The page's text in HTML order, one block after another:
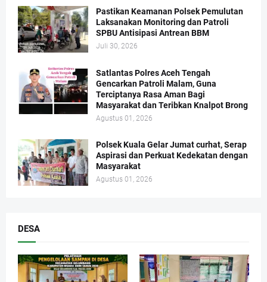
Pastikan Keamanan Polsek Pemulutan
Laksanakan Monitoring dan Patroli
SPBU Antisipasi Antrean BBM
Juli 30, 2026
Satlantas Polres Aceh Tengah
Gencarkan Patroli Malam, Guna
Terciptanya Rasa Aman Bagi
Masyarakat dan Teribkan Knalpot Brong
Agustus 01, 2026
Polsek Kuala Gelar Jumat curhat, Serap
Aspirasi dan Perkuat Kedekatan dengan
Masyarakat
Agustus 01, 2026
DESA